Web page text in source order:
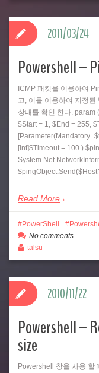
Powershell –
ICMP 패킷을 이용하여
고, 이를 이용하여 지정
상태를 확인 한다.
$Start = 1, $End = 255,
[int]$Timeout = 100 )
Read More
2011/03/24
PowerShell
No comments
talsu
Powershell –
size
Powershell 창을 사용 할
2010/11/22